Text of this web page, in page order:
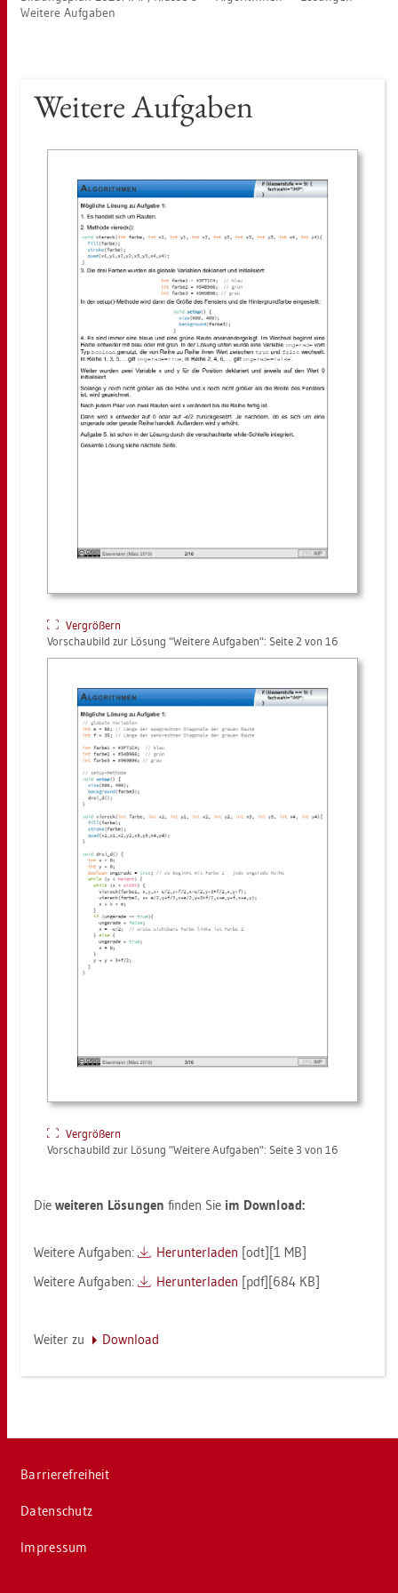
Wei­te­re Auf­ga­ben
Wei­te­re Auf­ga­ben
Ver­grö­ßern
Vor­schau­bild zur Lö­sung "Wei­te­re Auf­ga­ben": Seite 2 von 16
Ver­grö­ßern
Vor­schau­bild zur Lö­sung "Wei­te­re Auf­ga­ben": Seite 3 von 16
Die wei­te­ren Lö­sun­gen fin­den Sie im Down­load:
Wei­te­re Auf­ga­ben: Her­un­ter­la­den [odt][1 MB]
Wei­te­re Auf­ga­ben:
Her­un­ter­la­den [pdf][684 KB]
Wei­ter zu Down­load
Bar­rie­re­frei­heit
Da­ten­schutz
Im­pres­sum